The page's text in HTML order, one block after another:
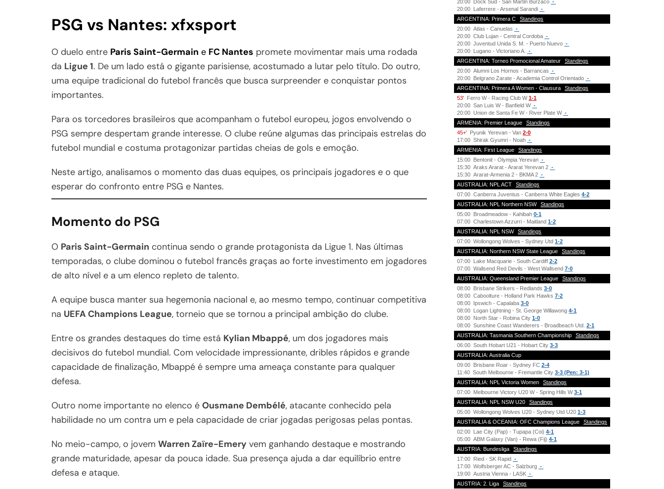
PSG vs Nantes: xfxsport
O duelo entre Paris Saint-Germain e FC Nantes promete movimentar mais uma rodada
da Ligue 1. De um lado está o gigante parisiense, acostumado a lutar pelo título. Do outro,
uma equipe tradicional do futebol francês que busca surpreender e conquistar pontos
importantes.
Para os torcedores brasileiros que acompanham o futebol europeu, jogos envolvendo o
PSG sempre despertam grande interesse. O clube reúne algumas das principais estrelas do
futebol mundial e costuma protagonizar partidas cheias de gols e emoção.
Neste artigo, analisamos o momento das duas equipes, os principais jogadores e o que
esperar do confronto entre PSG e Nantes.
Momento do PSG
O Paris Saint-Germain continua sendo o grande protagonista da Ligue 1. Nas últimas
temporadas, o clube dominou o futebol francês graças ao forte investimento em jogadores
de alto nível e a um elenco repleto de talento.
A equipe busca manter sua hegemonia nacional e, ao mesmo tempo, continuar competitiva
na UEFA Champions League, torneio que se tornou a principal ambição do clube.
Entre os grandes destaques do time está Kylian Mbappé, um dos jogadores mais
decisivos do futebol mundial. Com velocidade impressionante, dribles rápidos e grande
capacidade de finalização, Mbappé é sempre uma ameaça constante para qualquer
defesa.
Outro nome importante no elenco é Ousmane Dembélé, atacante conhecido pela
habilidade no um contra um e pela capacidade de criar jogadas perigosas pelas pontas.
No meio-campo, o jovem Warren Zaïre-Emery vem ganhando destaque e mostrando
grande maturidade, apesar da pouca idade. Sua presença ajuda a dar equilíbrio entre
defesa e ataque.